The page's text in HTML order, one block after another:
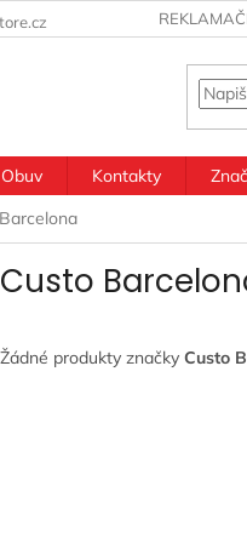
Obuv Kontakty
Custo
Žádné produkty značky Custo